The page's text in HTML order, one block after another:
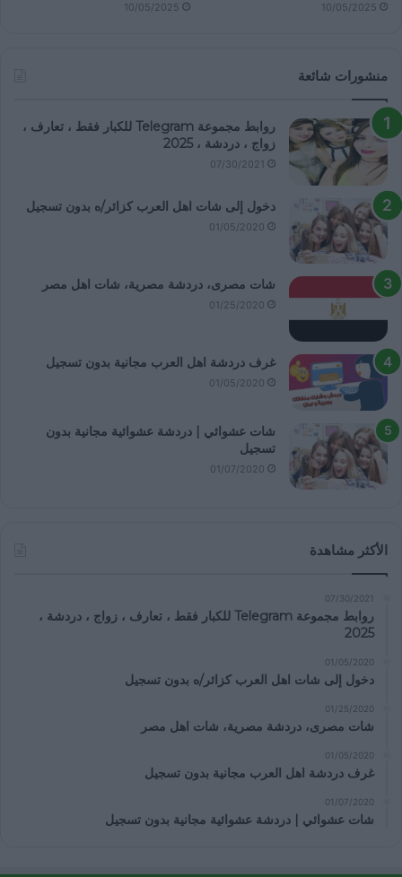
10/05/2025
10/05/2025
منشورات شائعة
روابط مجموعة Telegram للكبار فقط ، تعارف ،
زواج ، دردشة ، 2025
07/30/2021
دخول إلى شات اهل العرب كزائر/ه بدون تسجيل
01/05/2020
شات مصرى، دردشة مصرية، شات اهل مصر
01/25/2020
غرف دردشة اهل العرب مجانية بدون تسجيل
01/05/2020
شات عشوائي | دردشة عشوائية مجانية بدون
تسجيل
01/07/2020
الأكثر مشاهدة
07/30/2021
روابط مجموعة Telegram للكبار فقط ، تعارف ، زواج ، دردشة ،
2025
01/05/2020
دخول إلى شات اهل العرب كزائر/ه بدون تسجيل
01/25/2020
شات مصرى، دردشة مصرية، شات اهل مصر
01/05/2020
غرف دردشة اهل العرب مجانية بدون تسجيل
01/07/2020
شات عشوائي | دردشة عشوائية مجانية بدون تسجيل